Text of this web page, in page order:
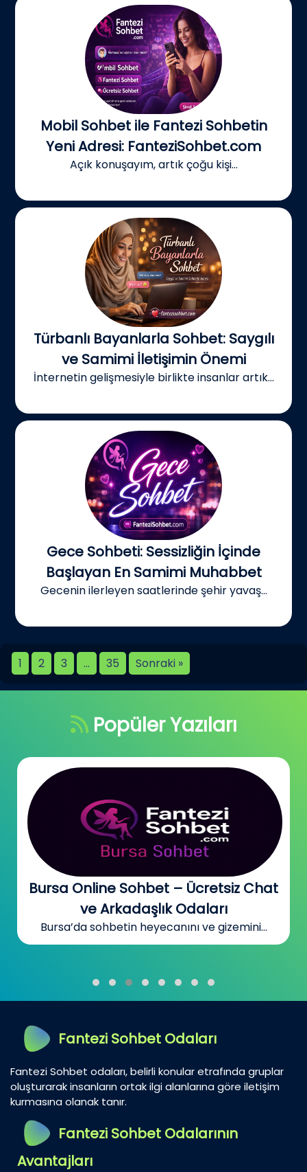
Mobil Sohbet ile Fantezi Sohbetin
Yeni Adresi: FanteziSohbet.com
Açık konuşayım, artık çoğu kişi...
Türbanlı Bayanlarla Sohbet: Saygılı
ve Samimi İletişimin Önemi
İnternetin gelişmesiyle birlikte insanlar artık...
Gece Sohbeti: Sessizliğin İçinde
Başlayan En Samimi Muhabbet
Gecenin ilerleyen saatlerinde şehir yavaş...
1 2 3 … 35 Sonraki »
Popüler Yazıları
Bursa Online Sohbet – Ücretsiz Chat
ve Arkadaşlık Odaları
Bursa’da sohbetin heyecanını ve gizemini...
Fantezi Sohbet Odaları
Fantezi Sohbet odaları, belirli konular etrafında gruplar
oluşturarak insanların ortak ilgi alanlarına göre iletişim
kurmasına olanak tanır.
Fantezi Sohbet Odalarının
Avantajları